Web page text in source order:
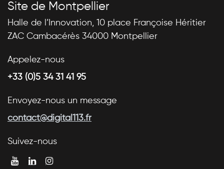
Site de Montpellier
Halle de l’Innovation, 10 place Françoise Héritier
ZAC Cambacérès 34000 Montpellier
Appelez-nous
+33 (0)5 34 31 41 95
Envoyez-nous un message
contact@digital113.fr
Suivez-nous